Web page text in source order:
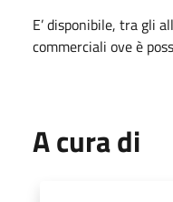
E’ disponibile, tra gli
commerciali ove è
A cura di